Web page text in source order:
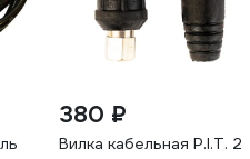
380 ₽
Вилка кабельная P.I.T. 2